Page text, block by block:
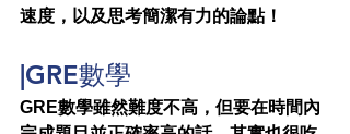
速度，以及思考簡潔有力的論點！
|GRE數學
GRE數學雖然難度不高，但要在時間內